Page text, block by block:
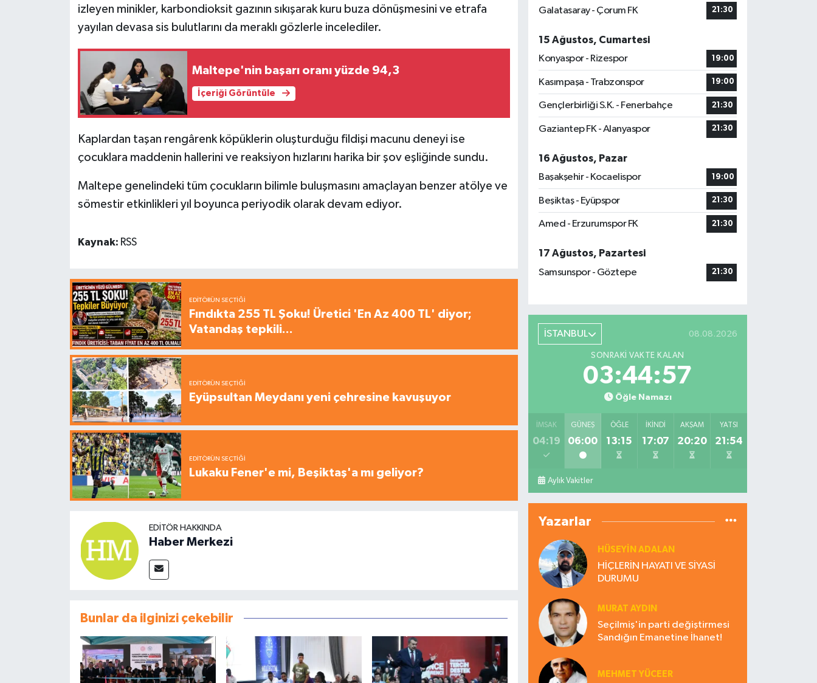
izleyen minikler, karbondioksit gazının sıkışarak kuru buza dönüşmesini ve etrafa
yayılan devasa sis bulutlarını da meraklı gözlerle incelediler.
Maltepe'nin başarı oranı yüzde 94,3
İçeriği Görüntüle
Kaplardan taşan rengârenk köpüklerin oluşturduğu fildişi macunu deneyi ise
çocuklara maddenin hallerini ve reaksiyon hızlarını harika bir şov eşliğinde sundu.
Maltepe genelindeki tüm çocukların bilimle buluşmasını amaçlayan benzer atölye ve
sömestir etkinlikleri yıl boyunca periyodik olarak devam ediyor.
Kaynak: RSS
EDITÖRÜN SEÇTIĞI
Fındıkta 255 TL Şoku! Üretici 'En Az 400 TL' diyor;
Vatandaş tepkili...
EDITÖRÜN SEÇTIĞI
Eyüpsultan Meydanı yeni çehresine kavuşuyor
EDITÖRÜN SEÇTIĞI
Lukaku Fener'e mi, Beşiktaş'a mı geliyor?
EDITÖR HAKKINDA
Haber Merkezi
Bunlar da ilginizi çekebilir
Galatasaray - Çorum FK
21:30
15 Ağustos, Cumartesi
Konyaspor - Rizespor
19:00
Kasımpaşa - Trabzonspor 19:00
Gençlerbirliği S.K. - Fenerbahçe 21:30
Gaziantep FK - Alanyaspor 21:30
16 Ağustos, Pazar
Başakşehir - Kocaelispor
19:00
Beşiktaş - Eyüpspor 21:30
Amed - Erzurumspor FK 21:30
17 Ağustos, Pazartesi
Samsunspor - Göztepe
21:30
İSTANBUL 08.08.2026
SONRAKI VAKTE KALAN
03:44:56
Öğle Namazı
İMSAK
04:19
GÜNEŞ
06:00
ÖĞLE
13:15
İKINDI
17:07
AKŞAM
20:20
YATSI
21:54
Aylık Vakitler
Yazarlar
HÜSEYIN ADALAN
HİÇLERİN HAYATI VE SİYASİ
DURUMU
MURAT AYDIN
Seçilmiş'in parti değiştirmesi
Sandığın Emanetine İhanet!
MEHMET YÜCEER